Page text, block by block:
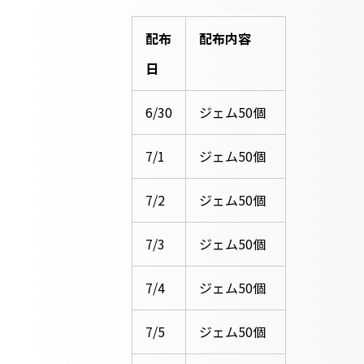
配布
日
配布内容
6/30 ジェム50個
7/1 ジェム50個
7/2 ジェム50個
7/3 ジェム50個
7/4 ジェム50個
7/5 ジェム50個